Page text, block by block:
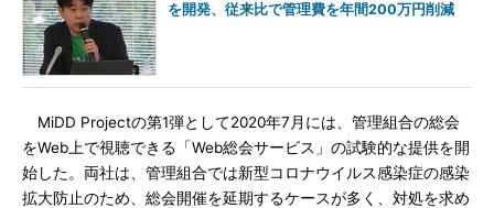
を開発、従来比で管理費を年間200万円削減
MiDD Projectの第1弾として2020年7月には、管理組合の総会
をWeb上で視聴できる「Web総会サービス」の試験的な提供を開
始した。両社は、管理組合では新型コロナウイルス感染症の感染
拡大防止のため、総会開催を延期するケースが多く、対処を求め